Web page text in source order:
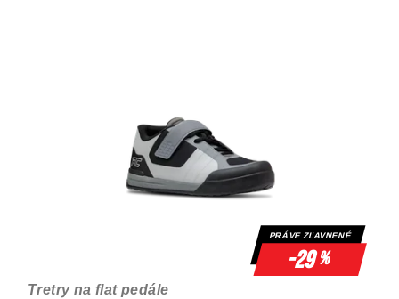
PRÁVE ZĽAVNENÉ
-29%
Tretry na flat pedále